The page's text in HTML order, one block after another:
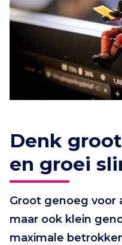
Denk
en groei
Groot genoeg voor
maar ook klein
maximale